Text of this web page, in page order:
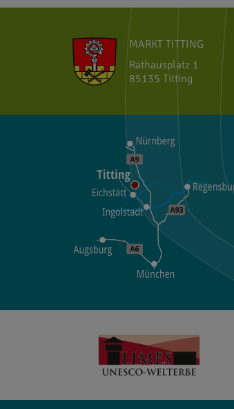
MARKT TITTING
Rathausplatz 1
85135 Titting